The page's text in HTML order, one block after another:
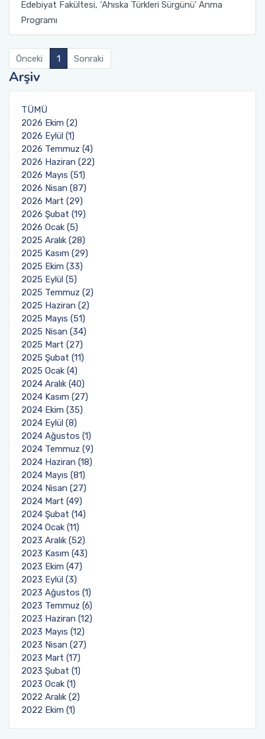
Edebiyat Fakültesi, ‘Ahıska Türkleri Sürgünü’ Anma
Programı
Önceki 1 Sonraki
Arşiv
TÜMÜ
2026 Ekim (2)
2026 Eylül (1)
2026 Temmuz (4)
2026 Haziran (22)
2026 Mayıs (51)
2026 Nisan (87)
2026 Mart (29)
2026 Şubat (19)
2026 Ocak (5)
2025 Aralık (28)
2025 Kasım (29)
2025 Ekim (33)
2025 Eylül (5)
2025 Temmuz (2)
2025 Haziran (2)
2025 Mayıs (51)
2025 Nisan (34)
2025 Mart (27)
2025 Şubat (11)
2025 Ocak (4)
2024 Aralık (40)
2024 Kasım (27)
2024 Ekim (35)
2024 Eylül (8)
2024 Ağustos (1)
2024 Temmuz (9)
2024 Haziran (18)
2024 Mayıs (81)
2024 Nisan (27)
2024 Mart (49)
2024 Şubat (14)
2024 Ocak (11)
2023 Aralık (52)
2023 Kasım (43)
2023 Ekim (47)
2023 Eylül (3)
2023 Ağustos (1)
2023 Temmuz (6)
2023 Haziran (12)
2023 Mayıs (12)
2023 Nisan (27)
2023 Mart (17)
2023 Şubat (1)
2023 Ocak (1)
2022 Aralık (2)
2022 Ekim (1)
2022-2026 Stratejik Planı
Faaliyet Raporları
Akademik Tören
İlahiyat Fakültesi
İletişim Fakültesi
Kemer Denizcilik Fakültesi
Kumluca Sağlık Bilimleri Fakültesi
Manavgat Sosyal ve Beşeri Bilimler Fakültesi
Manavgat Turizm Fakültesi
Manavgat Yabancı Diller Fakültesi
Mimarlık Fakültesi
Mühendislik Fakültesi
Sağlık Bilimleri Fakültesi
Serik İşletme Fakültesi
Spor Bilimleri Fakültesi
Su Ürünleri Fakültesi
Tıp Fakültesi
Turizm Fakültesi
Uygulamalı Bilimler Fakültesi
Ziraat Fakültesi
Sağlık Hizmetleri MYO
Serik Gülsün Süleyman Süral MYO
Sosyal Bilimler MYO
Teknik Bilimler MYO
Yapı İşleri ve Teknik Daire Başkanlığı
Uluslararası İlişkiler Ofisi
Mezun Bilgi Sistemi
Sıkça Sorulan Sorular
Online Sağlık Hizmetleri Randevu Sistemi
Yönetim Sistemi)
Dış Kaynaklı Proje Takip Sistemi
AB Projeleri
TÜBİTAK Projeleri
Web of Science
SciVal